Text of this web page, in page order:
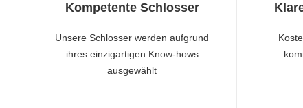
Kompetente Schlosser
Unsere Schlosser werden aufgrund
ihres einzigartigen Know-hows
ausgewählt